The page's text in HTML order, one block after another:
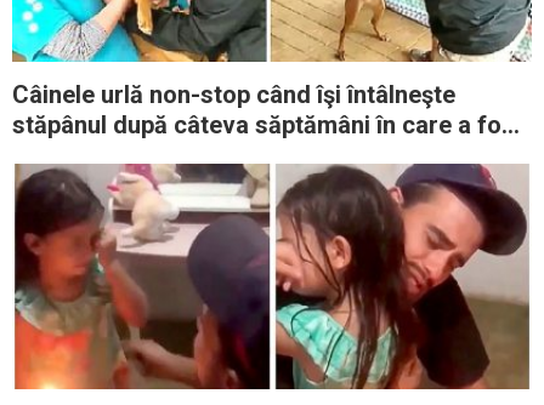
Câinele urlă non-stop când îşi întâlneşte
stăpânul după câteva săptămâni în care a fost